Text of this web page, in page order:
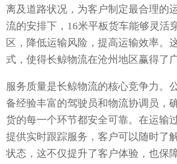
离及道路状况，为客户制定最合理的
流的安排下，16米平板货车能够灵活
区，降低运输风险，提高运输效率。
式，使得长鲸物流在沧州地区赢得了
服务质量是长鲸物流的核心竞争力。
备经验丰富的驾驶员和物流协调员，
货的每一个环节都安全可靠。在运输
提供实时跟踪服务，客户可以随时了
状态，这不仅提升了客户体验，也保